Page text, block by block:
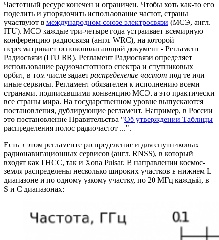
Частотный ресурс конечен и ограничен. Чтобы хоть как-то его
поделить и упорядочить использование частот, страны
участвуют в международном союзе электросвязи (МСЭ, англ.
ITU). МСЭ каждые три-четыре года устраивает всемирную
конференцию радиосвязи (англ. WRC), на которой
пересматривает основополагающий документ - Регламент
Радиосвязи (ITU RR). Регламент Радиосвязи определяет
использование радиочастотного спектра и спутниковых
орбит, в том числе задает распределение частот под те или
иные сервисы. Регламент обязателен к исполнению всеми
странами, подписавшими конвенцию МСЭ, а это практически
все страны мира. На государственном уровне выпускаются
постановления, дублирующие регламент. Например, в России
это постановление Правительства "Об утверждении Таблицы
распределения полос радиочастот ...".
Есть в этом регламенте распределение и для спутниковых
радионавигационных сервисов (англ. RNSS), в который
входят как ГНСС, так и Xona Pulsar. В направлении космос-
земля распределены несколько широких участков в нижнем L
диапазоне и по одному узкому участку, по 20 МГц каждый, в
S и C диапазонах: